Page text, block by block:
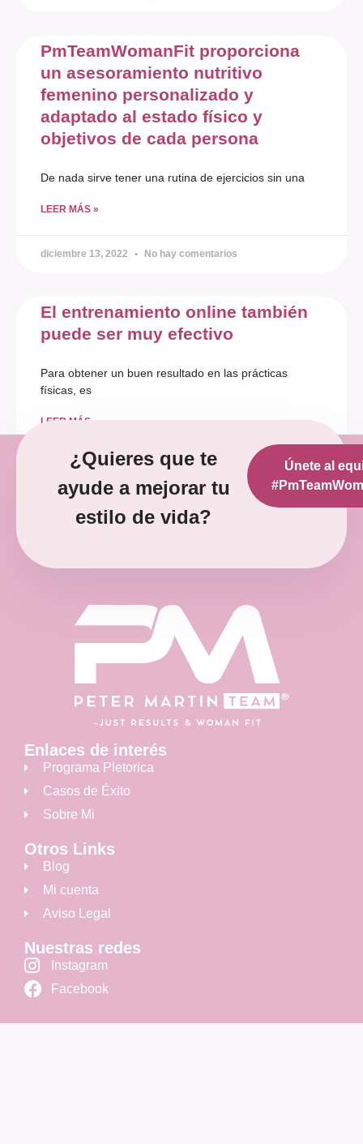
PmTeamWomanFit proporciona
un asesoramiento nutritivo
femenino personalizado y
adaptado al estado físico y
objetivos de cada persona
De nada sirve tener una rutina de ejercicios sin una
LEER MÁS »
diciembre 13, 2022 No hay comentarios
El entrenamiento online también
puede ser muy efectivo
Para obtener un buen resultado en las prácticas
físicas, es
LEER MÁS »
diciembre 12, 2022 No hay comentarios
¿Quieres que te
ayude a mejorar tu
estilo de vida?
Únete al
Enlaces de interés
Programa Pletorica
Casos de Éxito
Sobre Mi
Otros Links
Blog
Mi cuenta
Aviso Legal
Nuestras redes
Instagram
Facebook